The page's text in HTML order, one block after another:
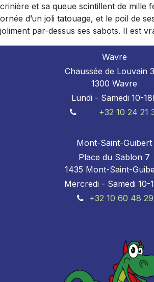
crinière et sa queue scintillent de mille
ornée d’un joli tatouage, et le poil de
joliment par-dessus ses sabots. Il est
Wavre
Chaussée de Louvain
1300 Wavre
Lundi - Samedi 10-
+32 10 24 21
Mont-Saint-Guibert
Place du Sablon 7
1435 Mont-Saint-
Mercredi - Samedi 10-
+32 10 60 48 29